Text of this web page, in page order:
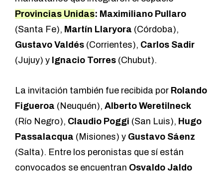
Provincias Unidas: Maximiliano Pullaro
(Santa Fe), Martín Llaryora (Córdoba),
Gustavo Valdés (Corrientes), Carlos Sadir
(Jujuy) y Ignacio Torres (Chubut).
La invitación también fue recibida por Rolando
Figueroa (Neuquén), Alberto Weretilneck
(Río Negro), Claudio Poggi (San Luis), Hugo
Passalacqua (Misiones) y Gustavo Sáenz
(Salta). Entre los peronistas que sí están
convocados se encuentran Osvaldo Jaldo